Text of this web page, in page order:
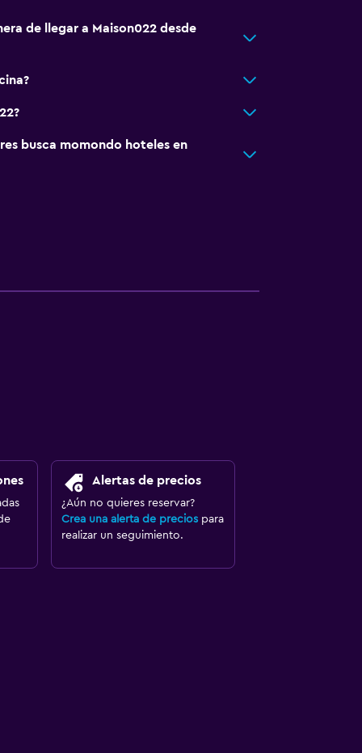
de llegar a Maison022 desde
busca momondo hoteles en
Alertas de precios
¿Aún no quieres reservar?
Crea una alerta de preciospara
realizar un seguimiento.